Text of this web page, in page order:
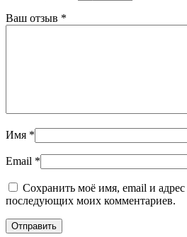
Ваш отзыв *
Имя *
Email *
Сохранить моё имя, email и адрес
последующих моих комментариев.